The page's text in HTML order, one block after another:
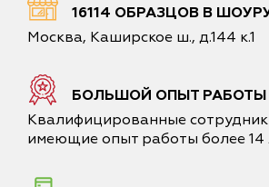
16114 ОБРАЗЦОВ В
Москва, Каширское ш., д.144 к.1
БОЛЬШОЙ ОПЫТ РАБОТЫ
Квалифицированные
имеющие опыт работы более 14